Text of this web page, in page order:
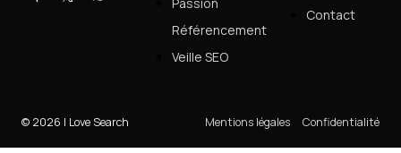
Référencement
Veille SEO
Contact
© 2026 I Love Search Mentions légales Confidentialité